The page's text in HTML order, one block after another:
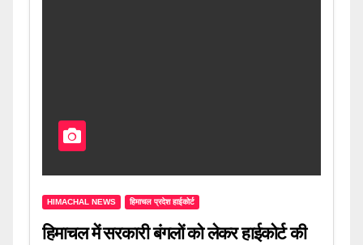
HIMACHAL NEWS हिमाचल प्रदेश हाईकोर्ट
हिमाचल में सरकारी बंगलों को लेकर हाईकोर्ट की